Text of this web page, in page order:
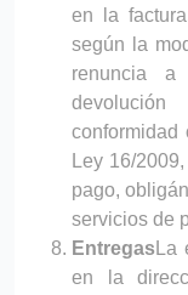
en la
según la
renuncia a
Ley 16/
pago,
servicios de
Entregas La
en la